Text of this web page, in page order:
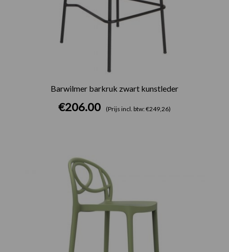
Barwilmer barkruk zwart kunstleder
€206.00 (Prijs incl. btw: €249,26)